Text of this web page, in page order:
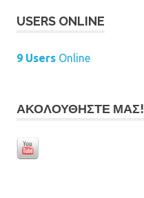
USERS ONLINE
9 Users Online
ΑΚΟΛΟΥΘΉΣΤΕ ΜΑΣ!